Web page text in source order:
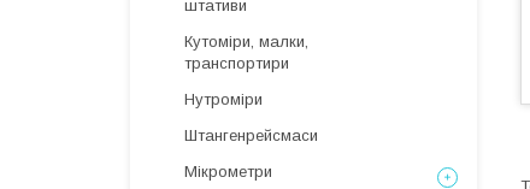
штативи
Кутоміри, малки,
транспортири
Нутроміри
Штангенрейсмаси
Мікрометри